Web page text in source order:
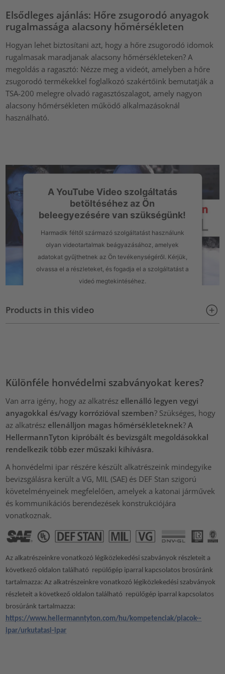
Elsődleges ajánlás: Hőre zsugorodó anyagok
rugalmassága alacsony hőmérsékleten
Hogyan lehet biztosítani azt, hogy a hőre zsugorodó idomok
rugalmasak maradjanak alacsony hőmérsékleteken? A
megoldás a ragasztó: Nézze meg a videót, amelyben a hőre
zsugorodó termékekkel foglalkozó szakértőink bemutatják a
TSA-200 melegre olvadó ragasztószalagot, amely nagyon
alacsony hőmérsékleten működő alkalmazásoknál
használható.
A YouTube Video szolgáltatás
betöltéséhez az Ön
beleegyezésére van szükségünk!
Harmadik féltől származó szolgáltatást használunk
olyan videotartalmak beágyazásához, amelyek
adatokat gyűjthetnek az Ön tevékenységéről. Kérjük,
olvassa el a részleteket, és fogadja el a szolgáltatást a
videó megtekintéséhez.
További információk
Products in this video
Különféle honvédelmi szabványokat keres?
Van arra igény, hogy az alkatrész ellenálló legyen vegyi
anyagokkal és/vagy korrózióval szemben? Szükséges, hogy
az alkatrész ellenálljon magas hőmérsékleteknek?A
HellermannTyton kipróbált és bevizsgált megoldásokkal
rendelkezik több ezer műszaki kihívásra.
A honvédelmi ipar részére készült alkatrészeink mindegyike
bevizsgálásra került a VG, MIL (SAE) és DEF Stan szigorú
követelményeinek megfelelően, amelyek a katonai járművek
és kommunikációs berendezések konstrukciójára
vonatkoznak.
Az alkatrészeinkre vonatkozó légiközlekedési szabványok részleteit a
következő oldalon található repülőgép iparral kapcsolatos brosúránk
tartalmazza: Az alkatrészeinkre vonatkozó légiközlekedési szabványok
részleteit a következő oldalon található repülőgép iparral kapcsolatos
brosúránk tartalmazza:
https://www.hellermanntyton.com/hu/kompetenciak/piacok--
ipar/urkutatasi-ipar